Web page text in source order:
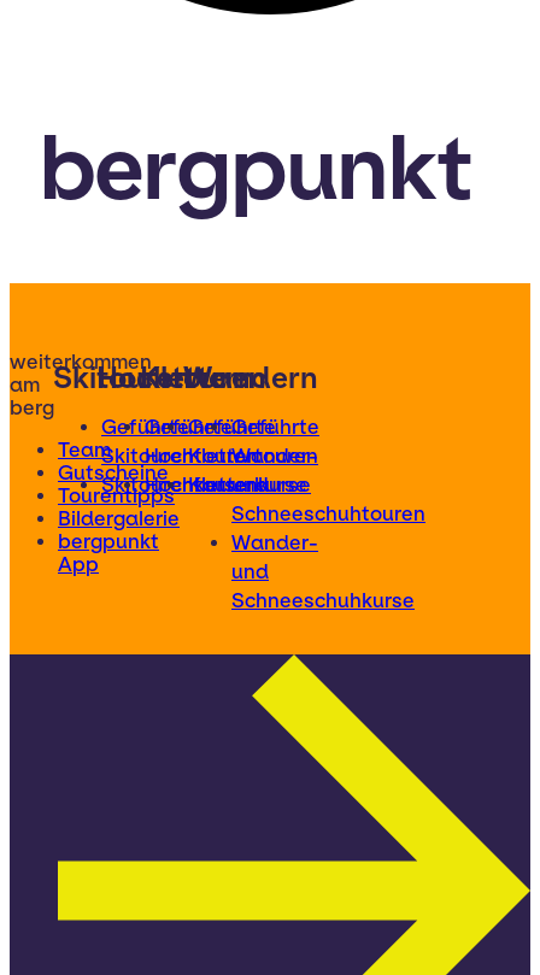
bergpunkt
weiterkommen
am
berg
Team
Gutscheine
Tourentipps
Bildergalerie
bergpunkt
App
Skitouren
Geführte
Skitouren
Skitourenkurse
Hochtouren
Geführte
Hochtouren
Hochtourenkurse
Klettern
Geführte
Klettertouren
Kletterkurse
Wandern
Geführte
Wander-
und
Schneeschuhtouren
Wander-
und
Schneeschuhkurse